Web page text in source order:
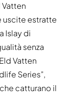
uscite estratte
Islay di
senza
Vatten
Series”,
catturano il